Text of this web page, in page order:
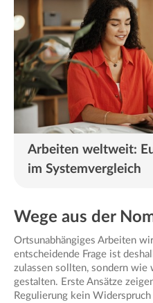
Arbeiten weltweit:
im Systemvergleich
Wege aus der
Ortsunabhängiges Arbeiten
entscheidende Frage ist
zulassen sollten, sondern wie
gestalten. Erste Ansätze
Regulierung kein